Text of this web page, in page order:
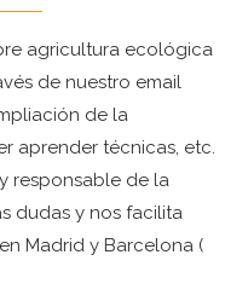
agricultura ecológica
de nuestro email
de la
aprender técnicas, etc.
responsable de la
dudas y nos facilita
Madrid y Barcelona (